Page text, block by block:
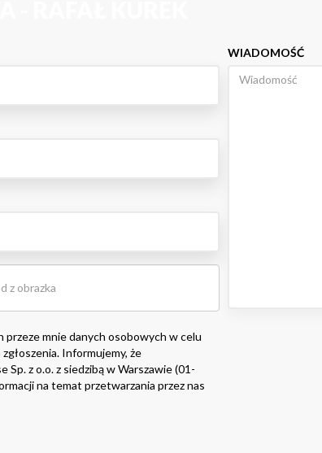
przeze mnie danych osobowych w celu
Informujemy, że
z o.o. z siedzibą w Warszawie (01-
na temat przetwarzania przez nas
WIADOMOŚĆ